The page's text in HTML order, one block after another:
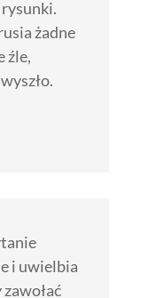
żadne
źle,
i uwielbia